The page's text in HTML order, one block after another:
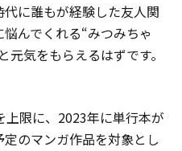
に誰もが経験した友人関
んでくれる“みつみちゃ
気をもらえるはずです。
限に、2023年に単行本が
のマンガ作品を対象とし